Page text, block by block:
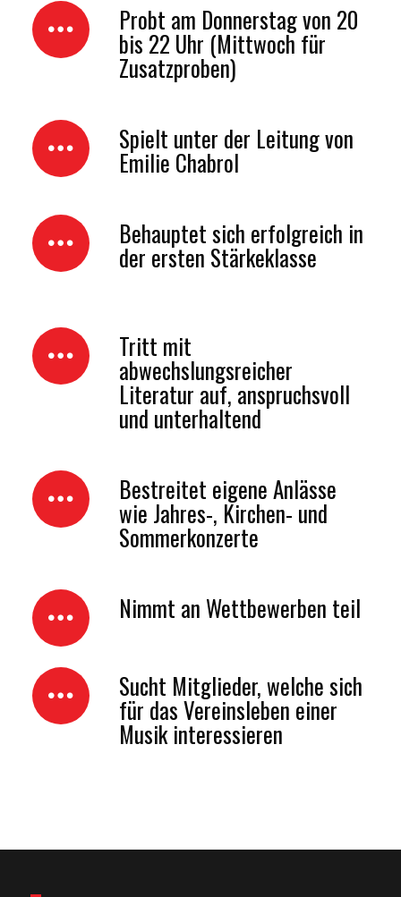
Probt am Donnerstag von 20
bis 22 Uhr (Mittwoch für
Zusatzproben)
Spielt unter der Leitung von
Emilie Chabrol
Behauptet sich erfolgreich in
der ersten Stärkeklasse
Tritt mit
abwechslungsreicher
Literatur auf, anspruchsvoll
und unterhaltend
Bestreitet eigene Anlässe
wie Jahres-, Kirchen- und
Sommerkonzerte
Nimmt an Wettbewerben teil
Sucht Mitglieder, welche sich
für das Vereinsleben einer
Musik interessieren